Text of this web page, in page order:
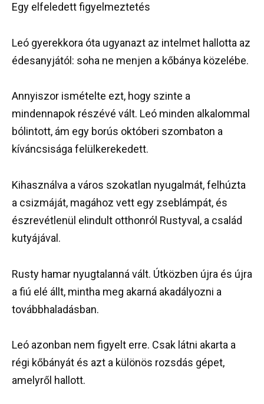
Egy elfeledett figyelmeztetés
Leó gyerekkora óta ugyanazt az intelmet hallotta az
édesanyjától: soha ne menjen a kőbánya közelébe.
Annyiszor ismételte ezt, hogy szinte a
mindennapok részévé vált. Leó minden alkalommal
bólintott, ám egy borús októberi szombaton a
kíváncsisága felülkerekedett.
Kihasználva a város szokatlan nyugalmát, felhúzta
a csizmáját, magához vett egy zseblámpát, és
észrevétlenül elindult otthonról Rustyval, a család
kutyájával.
Rusty hamar nyugtalanná vált. Útközben újra és újra
a fiú elé állt, mintha meg akarná akadályozni a
továbbhaladásban.
Leó azonban nem figyelt erre. Csak látni akarta a
régi kőbányát és azt a különös rozsdás gépet,
amelyről hallott.